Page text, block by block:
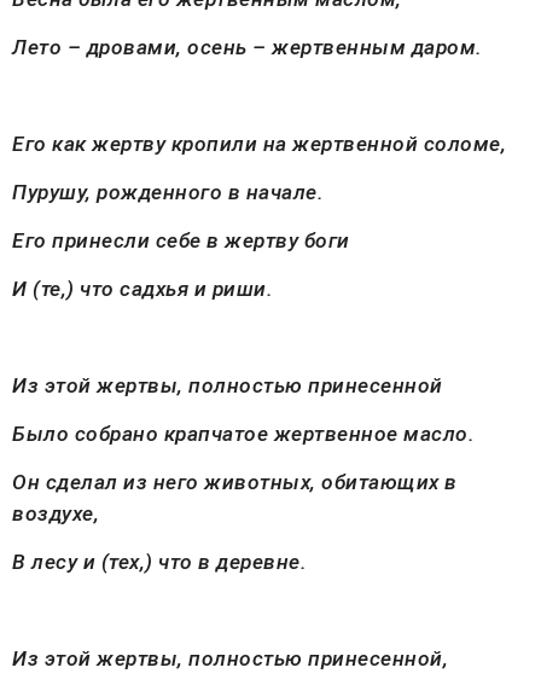
Лето – дровами, осень – жертвенным даром.
Его как жертву кропили на жертвенной соломе,
Пурушу, рожденного в начале.
Его принесли себе в жертву боги
И (те,) что садхья и риши.
Из этой жертвы, полностью принесенной
Было собрано крапчатое жертвенное масло.
Он сделал из него животных, обитающих в
воздухе,
В лесу и (тех,) что в деревне.
Из этой жертвы, полностью принесенной,